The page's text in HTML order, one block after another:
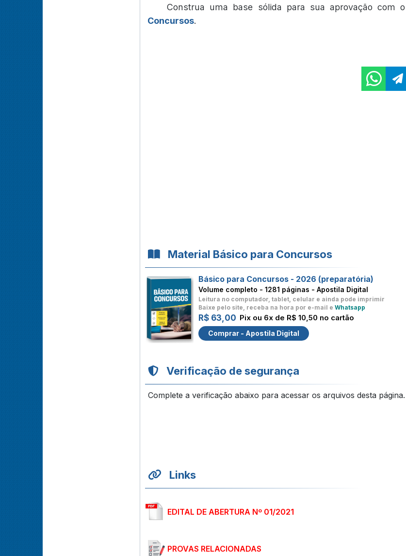
Construa uma base sólida para sua aprovação com o
Concursos.
Material Básico para Concursos
Básico para Concursos - 2026 (preparatória)
Volume completo - 1281 páginas - Apostila Digital
Leitura no computador, tablet, celular e ainda pode imprimir
Baixe pelo site, receba na hora por e-mail e Whatsapp
R$ 63,00 Pix ou 6x de R$ 10,50 no cartão
Comprar - Apostila Digital
Verificação de segurança
Complete a verificação abaixo para acessar os arquivos desta página.
Links
EDITAL DE ABERTURA Nº 01/2021
PROVAS RELACIONADAS